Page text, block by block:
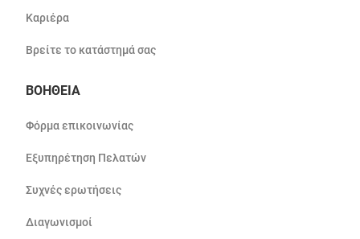
Καριέρα
Βρείτε το κατάστημά σας
ΒΟΗΘΕΙΑ
Φόρμα επικοινωνίας
Εξυπηρέτηση Πελατών
Συχνές ερωτήσεις
Διαγωνισμοί